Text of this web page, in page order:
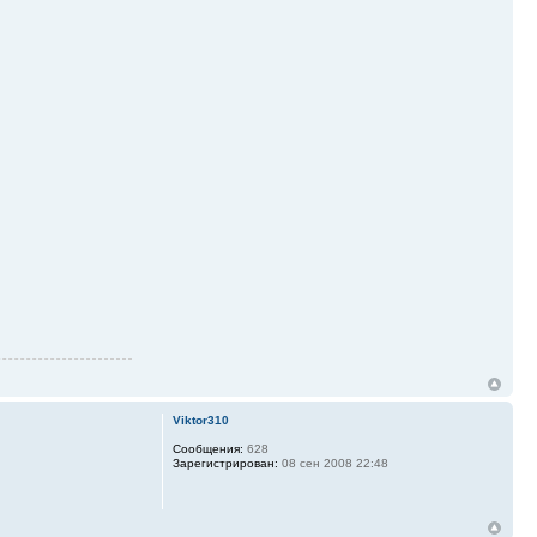
Viktor310
Сообщения: 628
Зарегистрирован: 08 сен 2008 22:48